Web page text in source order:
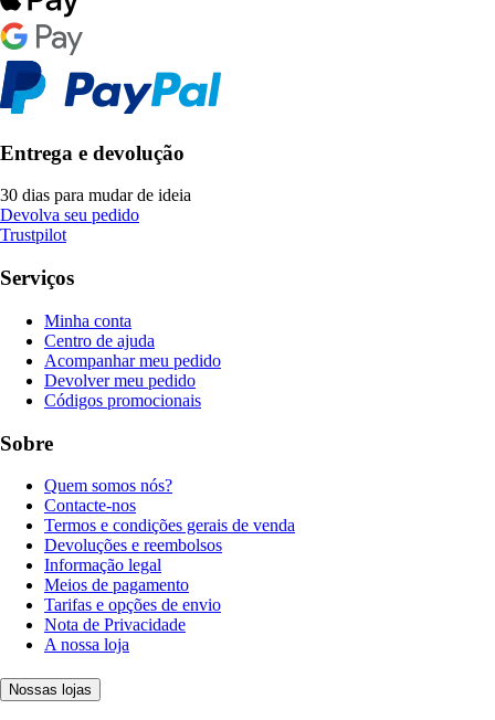
Entrega e devolução
30 dias para mudar de ideia
Devolva seu pedido
Trustpilot
Serviços
Minha conta
Centro de ajuda
Acompanhar meu pedido
Devolver meu pedido
Códigos promocionais
Sobre
Quem somos nós?
Contacte-nos
Termos e condições gerais de venda
Devoluções e reembolsos
Informação legal
Meios de pagamento
Tarifas e opções de envio
Nota de Privacidade
A nossa loja
Nossas lojas